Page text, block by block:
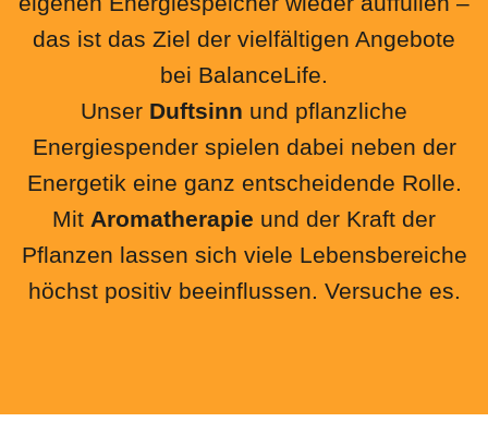
das ist das Ziel der vielfältigen Angebote
bei BalanceLife.
Unser Duftsinn und pflanzliche
Energiespender spielen dabei neben der
Energetik eine ganz entscheidende Rolle.
Mit Aromatherapie und der Kraft der
Pflanzen lassen sich viele Lebensbereiche
höchst positiv beeinflussen. Versuche es.